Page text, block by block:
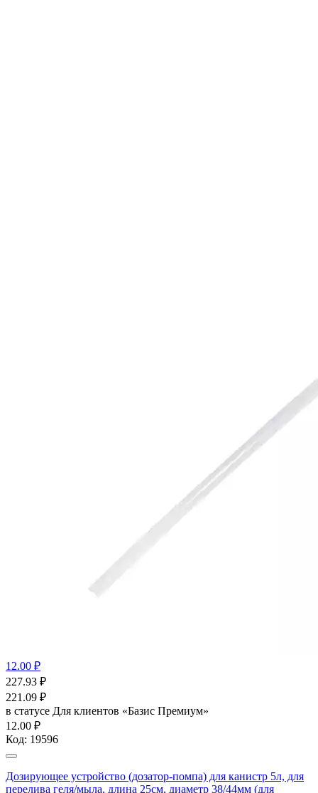
12.00 ₽
227.93 ₽
221.09 ₽
в статусе Для клиентов «Базис Премиум»
12.00 ₽
Код: 19596
Дозирующее устройство (дозатор-помпа) для канистр 5л, для
перелива геля/мыла, длина 25см, диаметр 38/44мм (для